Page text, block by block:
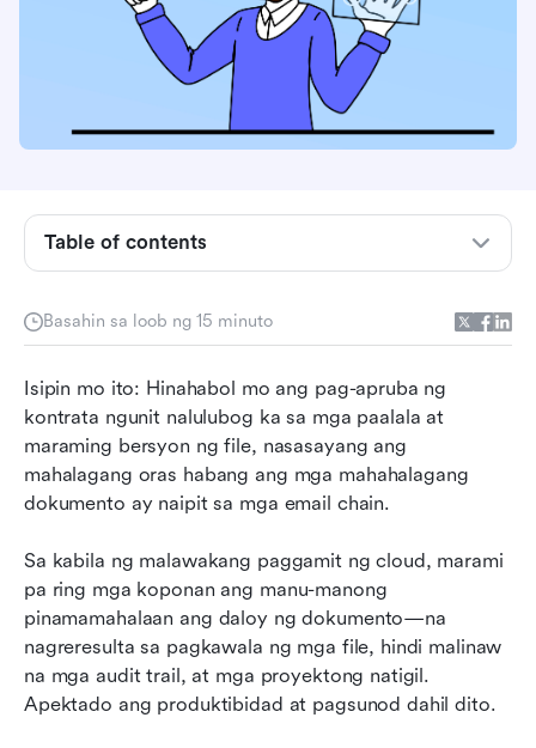
Basahin sa loob ng 15 minuto
Isipin mo ito: Hinahabol mo ang pag-apruba ng
kontrata ngunit nalulubog ka sa mga paalala at
maraming bersyon ng file, nasasayang ang
mahalagang oras habang ang mga mahahalagang
dokumento ay naipit sa mga email chain.
Sa kabila ng malawakang paggamit ng cloud, marami
pa ring mga koponan ang manu-manong
pinamamahalaan ang daloy ng dokumento—na
nagreresulta sa pagkawala ng mga file, hindi malinaw
na mga audit trail, at mga proyektong natigil.
Apektado ang produktibidad at pagsunod dahil dito.
Table of contents
Ano ang document workflow automation?
Bakit mamuhunan sa awtomasyon ng daloy ng
ng dokumento
Kung paano binabago ng Lark ang awtomasyon
Sunud-sunod na gabay: Para i-automate ang
Mga Senaryo sa Iba't Ibang Industriya: Paano
Nilulutas ng Awtomasyon ng Daloy ng
Dokumento ang Mga Totoong Suliranin
sa daloy ng dokumento
Ang hinaharap ng awtomasyon ng daloy ng
trabaho sa dokumento
Mga Madalas Itanong